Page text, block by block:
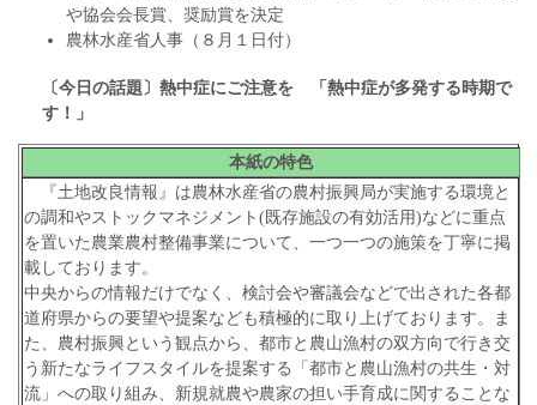
や協会会長賞、奨励賞を決定
農林水産省人事（８月１日付）
〔今日の話題〕熱中症にご注意を
「熱中症が多発する時期で
す！」
本紙の特色
『土地改良情報』は農林水産省の農村振興局が実施する環境と
の調和やストックマネジメント(既存施設の有効活用)などに重点
を置いた農業農村整備事業について、一つ一つの施策を丁寧に掲
載しております。
中央からの情報だけでなく、検討会や審議会などで出された各都
道府県からの要望や提案なども積極的に取り上げております。ま
た、農村振興という観点から、都市と農山漁村の双方向で行き交
う新たなライフスタイルを提案する「都市と農山漁村の共生・対
流」への取り組み、新規就農や農家の担い手育成に関することな